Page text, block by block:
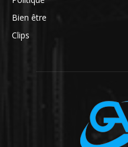
Bien être
Clips